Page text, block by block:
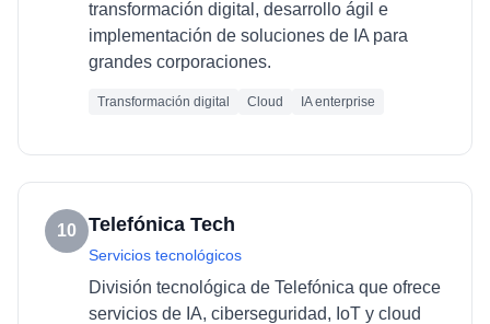
transformación digital, desarrollo ágil e
implementación de soluciones de IA para
grandes corporaciones.
Transformación digital Cloud IA enterprise
10 Telefónica Tech
Servicios tecnológicos
División tecnológica de Telefónica que ofrece
servicios de IA, ciberseguridad, IoT y cloud